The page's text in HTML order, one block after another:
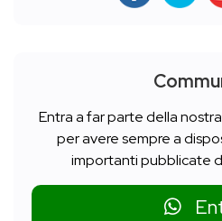
Entra a far parte della
per avere sempre a
importanti pubblicate